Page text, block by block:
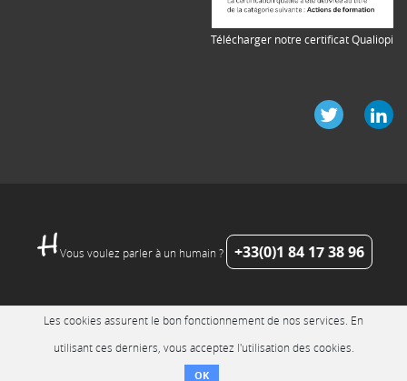
Télécharger notre certificat Qualiopi
Vous voulez parler à un humain ? +33(0)1 84 17 38 96
Les cookies assurent le bon fonctionnement de nos services. En
utilisant ces derniers, vous acceptez l'utilisation des cookies.
OK